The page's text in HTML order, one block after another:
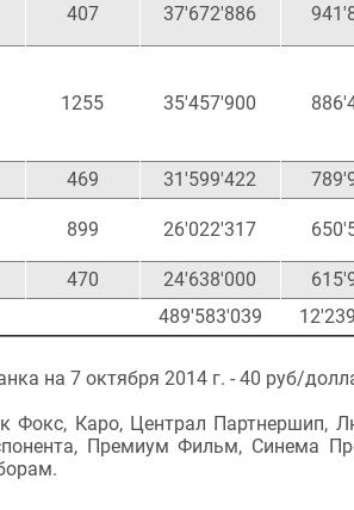
407 37'672'886
1255 35'457'900
469 31'599'422
899 26'022'317
470 24'638'000
489'583'039
на 7 октября 2014 г. - 40 руб/
Фокс, Каро, Централ Партнершип,
Премиум Фильм, Синема